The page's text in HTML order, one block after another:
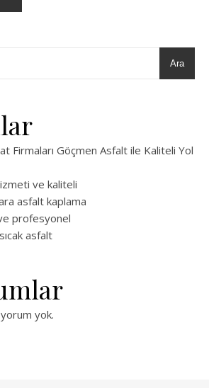
Ara
Firmaları Göçmen Asfalt ile Kaliteli Yol
ve kaliteli
asfalt kaplama
profesyonel
asfalt
yok.